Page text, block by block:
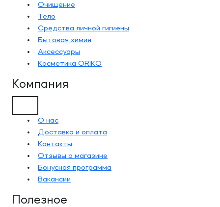
Очищение
Тело
Средства личной гигиены
Бытовая химия
Аксессуары
Косметика ORIKO
Компания
О нас
Доставка и оплата
Контакты
Отзывы о магазине
Бонусная программа
Вакансии
Полезное